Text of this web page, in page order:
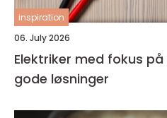
inspiration
06. July 2026
Elektriker med fokus
gode løsninger